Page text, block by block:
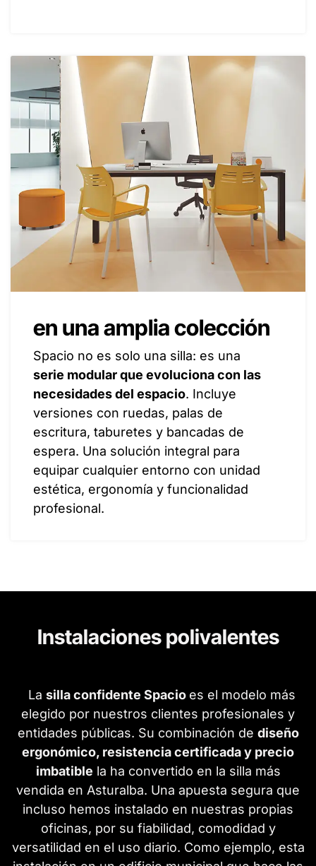
en una amplia colección
Spacio no es solo una silla: es una
serie modular que evoluciona con las
necesidades del espacio. Incluye
versiones con ruedas, palas de
escritura, taburetes y bancadas de
espera. Una solución integral para
equipar cualquier entorno con unidad
estética, ergonomía y funcionalidad
profesional.
Instalaciones polivalentes
La silla confidente Spacio es el modelo más
elegido por nuestros clientes profesionales y
entidades públicas. Su combinación de diseño
ergonómico, resistencia certificada y precio
imbatible la ha convertido en la silla más
vendida en Asturalba. Una apuesta segura que
incluso hemos instalado en nuestras propias
oficinas, por su fiabilidad, comodidad y
versatilidad en el uso diario. Como ejemplo, esta